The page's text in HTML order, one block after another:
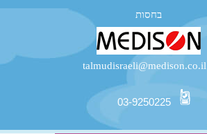
בחסות
talmudisraeli@medison.co.il
03-9250225